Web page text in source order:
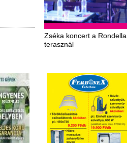
Zséka koncert a Rondella
terasznál